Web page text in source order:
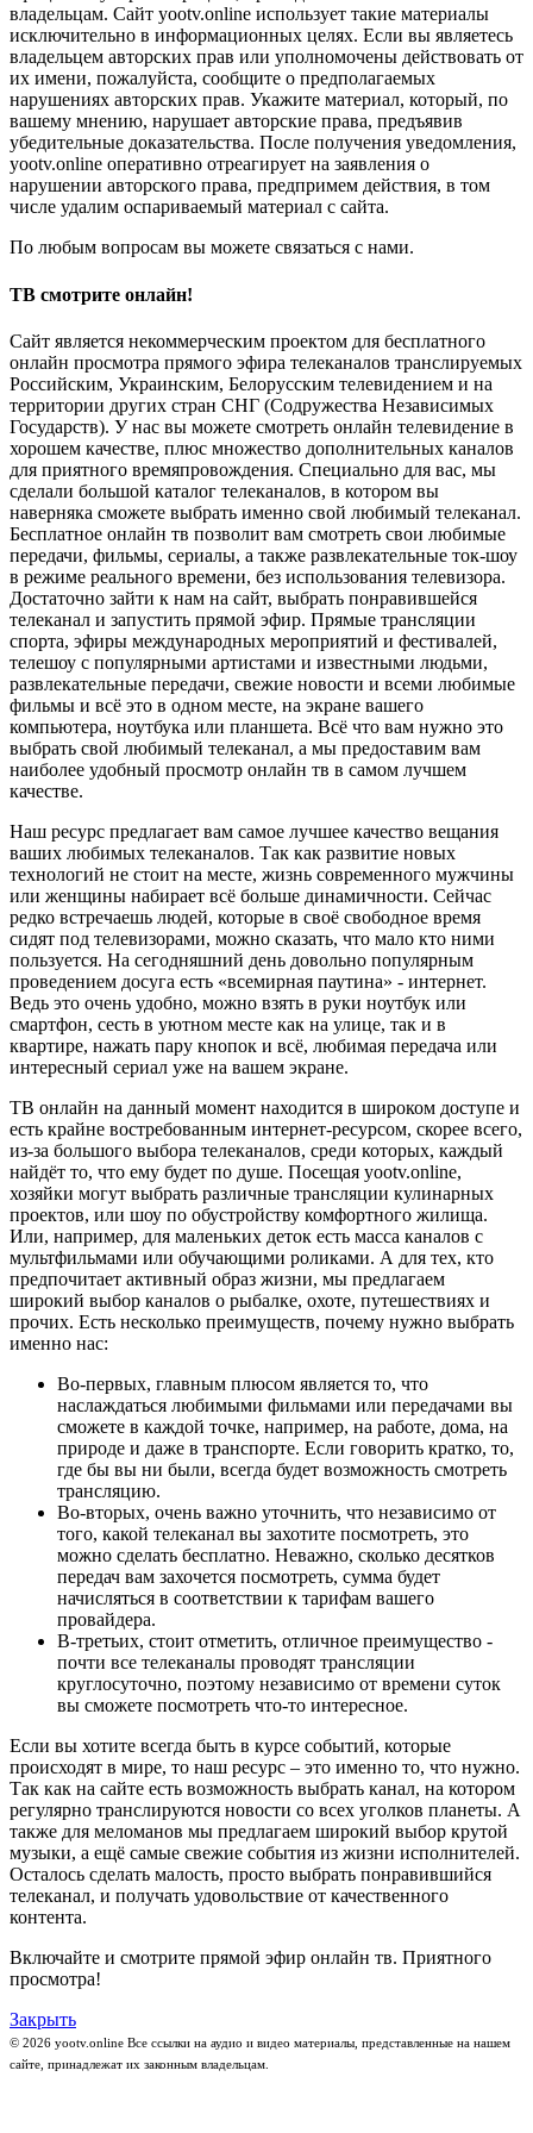
владельцам. Сайт yootv.online использует такие материалы
исключительно в информационных целях. Если вы являетесь
владельцем авторских прав или уполномочены действовать от
их имени, пожалуйста, сообщите о предполагаемых
нарушениях авторских прав. Укажите материал, который, по
вашему мнению, нарушает авторские права, предъявив
убедительные доказательства. После получения уведомления,
yootv.online оперативно отреагирует на заявления о
нарушении авторского права, предпримем действия, в том
числе удалим оспариваемый материал с сайта.
По любым вопросам вы можете связаться с нами.
ТВ смотрите онлайн!
Сайт является некоммерческим проектом для бесплатного
онлайн просмотра прямого эфира телеканалов транслируемых
Российским, Украинским, Белорусским телевидением и на
территории других стран СНГ (Содружества Независимых
Государств). У нас вы можете смотреть онлайн телевидение в
хорошем качестве, плюс множество дополнительных каналов
для приятного времяпровождения. Специально для вас, мы
сделали большой каталог телеканалов, в котором вы
наверняка сможете выбрать именно свой любимый телеканал.
Бесплатное онлайн тв позволит вам смотреть свои любимые
передачи, фильмы, сериалы, а также развлекательные ток-шоу
в режиме реального времени, без использования телевизора.
Достаточно зайти к нам на сайт, выбрать понравившейся
телеканал и запустить прямой эфир. Прямые трансляции
спорта, эфиры международных мероприятий и фестивалей,
телешоу с популярными артистами и известными людьми,
развлекательные передачи, свежие новости и всеми любимые
фильмы и всё это в одном месте, на экране вашего
компьютера, ноутбука или планшета. Всё что вам нужно это
выбрать свой любимый телеканал, а мы предоставим вам
наиболее удобный просмотр онлайн тв в самом лучшем
качестве.
Наш ресурс предлагает вам самое лучшее качество вещания
ваших любимых телеканалов. Так как развитие новых
технологий не стоит на месте, жизнь современного мужчины
или женщины набирает всё больше динамичности. Сейчас
редко встречаешь людей, которые в своё свободное время
сидят под телевизорами, можно сказать, что мало кто ними
пользуется. На сегодняшний день довольно популярным
проведением досуга есть «всемирная паутина» - интернет.
Ведь это очень удобно, можно взять в руки ноутбук или
смартфон, сесть в уютном месте как на улице, так и в
квартире, нажать пару кнопок и всё, любимая передача или
интересный сериал уже на вашем экране.
ТВ онлайн на данный момент находится в широком доступе и
есть крайне востребованным интернет-ресурсом, скорее всего,
из-за большого выбора телеканалов, среди которых, каждый
найдёт то, что ему будет по душе. Посещая yootv.online,
хозяйки могут выбрать различные трансляции кулинарных
проектов, или шоу по обустройству комфортного жилища.
Или, например, для маленьких деток есть масса каналов с
мультфильмами или обучающими роликами. А для тех, кто
предпочитает активный образ жизни, мы предлагаем
широкий выбор каналов о рыбалке, охоте, путешествиях и
прочих. Есть несколько преимуществ, почему нужно выбрать
именно нас:
Во-первых, главным плюсом является то, что
наслаждаться любимыми фильмами или передачами вы
сможете в каждой точке, например, на работе, дома, на
природе и даже в транспорте. Если говорить кратко, то,
где бы вы ни были, всегда будет возможность смотреть
трансляцию.
Во-вторых, очень важно уточнить, что независимо от
того, какой телеканал вы захотите посмотреть, это
можно сделать бесплатно. Неважно, сколько десятков
передач вам захочется посмотреть, сумма будет
начисляться в соответствии к тарифам вашего
провайдера.
В-третьих, стоит отметить, отличное преимущество -
почти все телеканалы проводят трансляции
круглосуточно, поэтому независимо от времени суток
вы сможете посмотреть что-то интересное.
Если вы хотите всегда быть в курсе событий, которые
происходят в мире, то наш ресурс – это именно то, что нужно.
Так как на сайте есть возможность выбрать канал, на котором
регулярно транслируются новости со всех уголков планеты. А
также для меломанов мы предлагаем широкий выбор крутой
музыки, а ещё самые свежие события из жизни исполнителей.
Осталось сделать малость, просто выбрать понравившийся
телеканал, и получать удовольствие от качественного
контента.
Включайте и смотрите прямой эфир онлайн тв. Приятного
просмотра!
Закрыть
© 2026 yootv.online Все ссылки на аудио и видео материалы, представленные на нашем
сайте, принадлежат их законным владельцам.